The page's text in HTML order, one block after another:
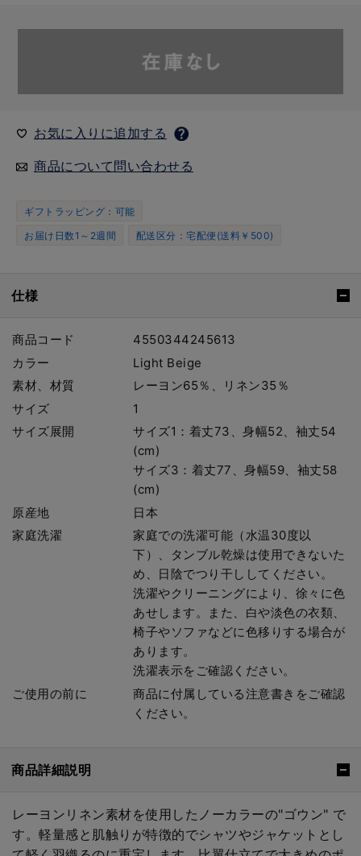
お気に入りに追加する
商品について問い合わせる
ギフトラッピング：可能
お届け日数1～2週間
配送区分：宅配便(送料￥500)
仕様
商品コード
4550344245613
カラー
Light Beige
素材、材質
レーヨン65％、リネン35％
サイズ
1
サイズ展開
サイズ1：着丈73、身幅52、袖丈54
(cm)
サイズ3：着丈77、身幅59、袖丈58
(cm)
原産地
日本
家庭洗濯
家庭での洗濯可能（水温30度以
下）、タンブル乾燥は使用できないた
め、日陰でつり干ししてください。
洗濯やクリーニングにより、徐々に色
あせします。また、白や淡色の衣類、
椅子やソファなどに色移りする場合が
あります。
洗濯表示をご確認ください。
ご使用の前に
商品に付属している注意書きをご確認
ください。
商品詳細説明
レーヨンリネン素材を使用したノーカラーの"ゴウン" で
す。軽量感と肌触りが特徴的でシャツやジャケットとし